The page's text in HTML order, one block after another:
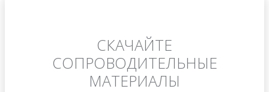
СКАЧАЙТЕ
СОПРОВОДИТЕЛЬНЫЕ
МАТЕРИАЛЫ